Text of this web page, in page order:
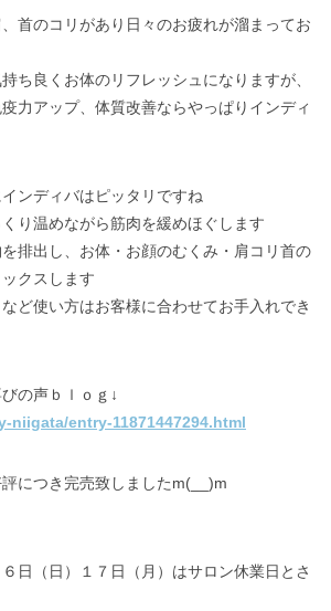
首のコリがあり日々のお疲れが溜まってお
ち良くお体のリフレッシュになりますが、
力アップ、体質改善ならやっぱりインディ
ンディバはピッタリですね
り温めながら筋肉を緩めほぐします
排出し、お体・お顔のむくみ ・肩コリ首の
クスします
など使い方はお客様に合わせてお手入れでき
の声ｂｌｏｇ↓
niigata/entry-11871447294.html
につき完売致しましたm(__)m
日（日）１７日（月）はサロン休業日 とさ